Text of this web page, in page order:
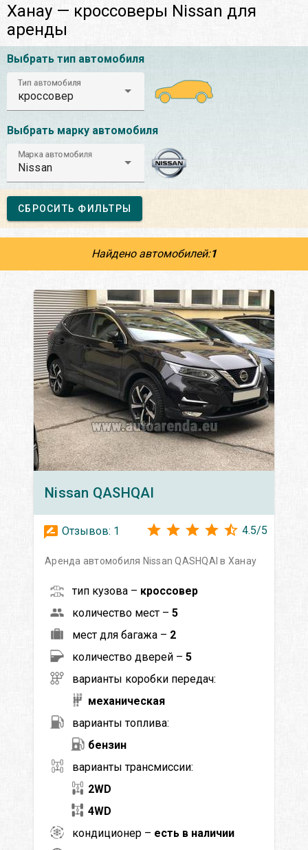
Ханау — кроссоверы Nissan для
аренды
Выбрать тип автомобиля
Тип автомобиля
кроссовер
Выбрать марку автомобиля
Марка автомобиля
Nissan
СБРОСИТЬ ФИЛЬТРЫ
Найдено автомобилей:1
Nissan QASHQAI
Отзывов: 1 4.5/5
Аренда автомобиля Nissan QASHQAI в Ханау
тип кузова – кроссовер
количество мест – 5
мест для багажа – 2
количество дверей – 5
варианты коробки передач:
механическая
варианты топлива:
бензин
варианты трансмиссии:
2WD
4WD
кондиционер – есть в наличии